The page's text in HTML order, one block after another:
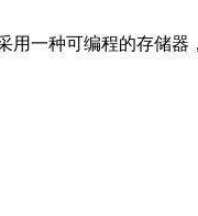
一种可编程的存储